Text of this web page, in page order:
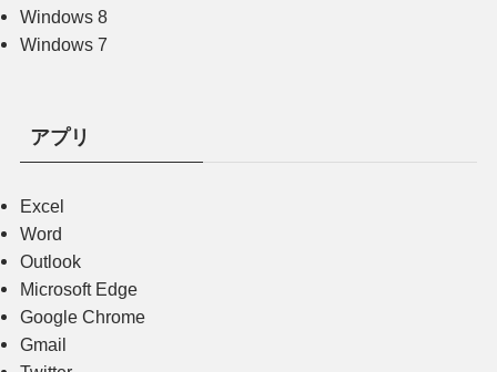
Windows 8
Windows 7
アプリ
Excel
Word
Outlook
Microsoft Edge
Google Chrome
Gmail